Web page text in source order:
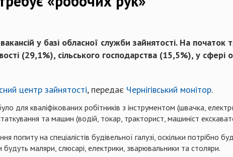
у базі обласної служби зайнятості. На початок
(29,1%), сільського господарства (15,5%), у сфері
центр зайнятості, передає Чернігівський монітор.
для кваліфікованих робітників з інструментом (швачка,
та машин (водій, токар, тракторист, машиніст
попиту на спеціалістів будівельної галузі, оскільки потрібно
маляри, слюсарі, електрики, зварювальники та столяри.